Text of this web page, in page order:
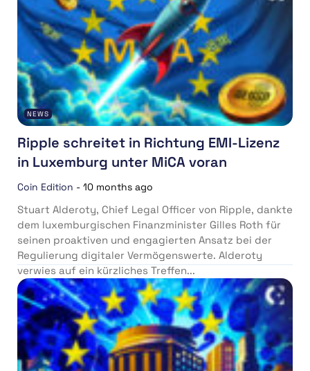
NEWS
Ripple schreitet in Richtung EMI-Lizenz
in Luxemburg unter MiCA voran
Coin Edition - 10 months ago
Stuart Alderoty, Chief Legal Officer von Ripple, dankte
dem luxemburgischen Finanzminister Gilles Roth für
seinen proaktiven und engagierten Ansatz bei der
Regulierung digitaler Vermögenswerte. Alderoty
verwies auf ein kürzliches Treffen...